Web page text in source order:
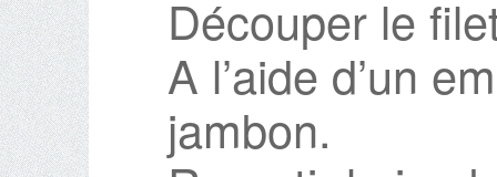
Découper le
A l’aide d’un
jambon.